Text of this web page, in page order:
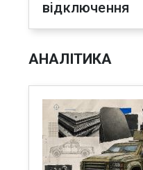
відключення
АНАЛІТИКА